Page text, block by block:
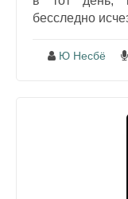
бесследно
Ю Несбё